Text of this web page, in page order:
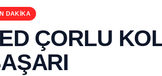
DAKİKA
ÇORLU